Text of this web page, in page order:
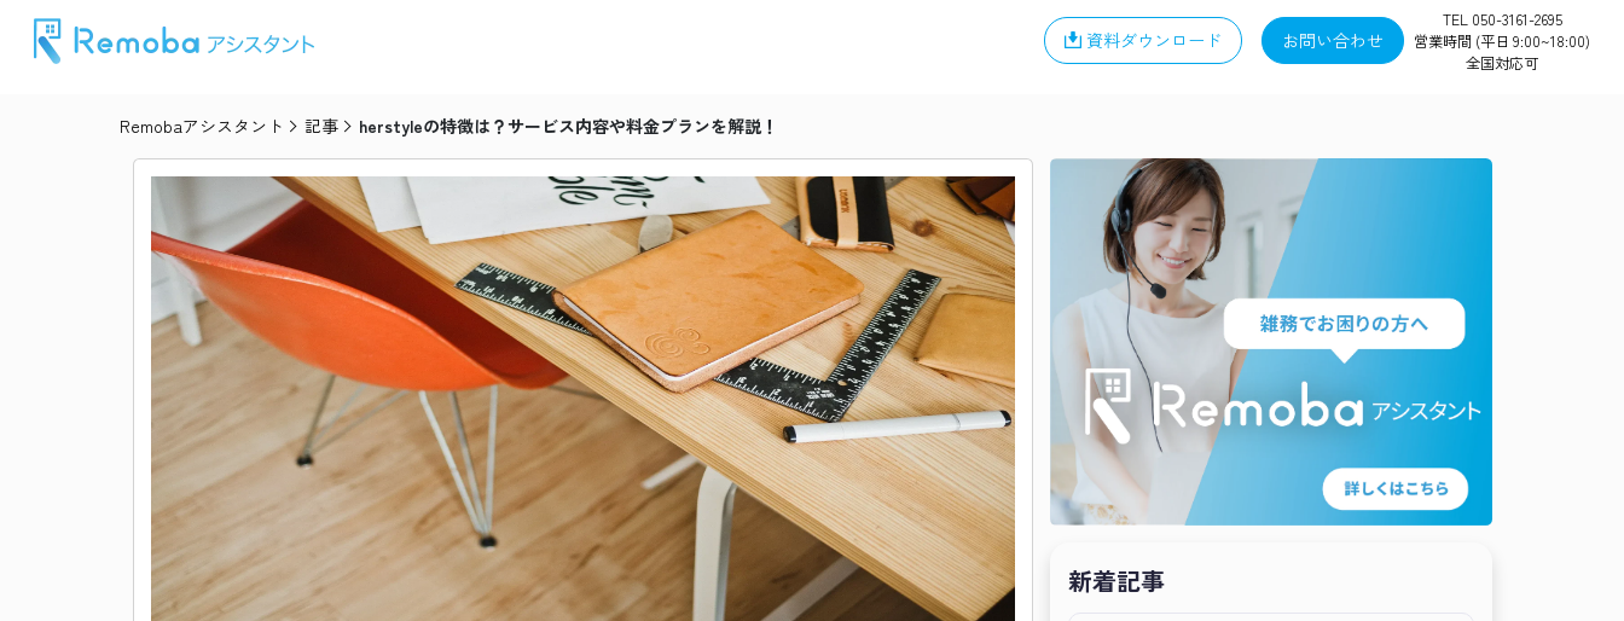
資料ダウンロード お問い合わせ
TEL 050-3161-2695
営業時間 (平日 9:00~18:00)
全国対応可
Remobaアシスタント 記事 herstyleの特徴は？サービス内容や料金プランを解説！
新着記事